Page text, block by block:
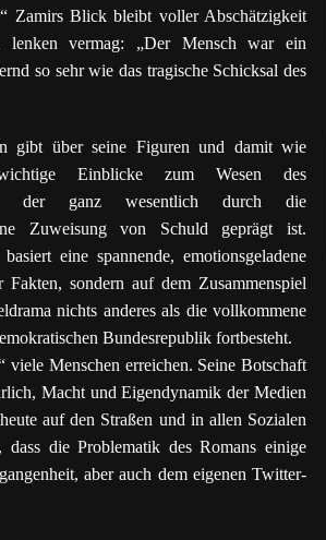
Zamirs Blick bleibt voller Abschätzigkeit
lenken vermag: „Der Mensch war ein
so sehr wie das tragische Schicksal des
gibt über seine Figuren und damit wie
Einblicke zum Wesen des
der ganz wesentlich durch die
Zuweisung von Schuld geprägt ist.
eine spannende, emotionsgeladene
sondern auf dem Zusammenspiel
nichts anderes als die vollkommene
Bundesrepublik fortbesteht.
Menschen erreichen. Seine Botschaft
Macht und Eigendynamik der Medien
auf den Straßen und in allen Sozialen
die Problematik des Romans einige
aber auch dem eigenen Twitter-